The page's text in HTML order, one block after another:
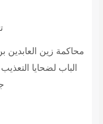
محاكمة زين العابدين
الباب لضحايا